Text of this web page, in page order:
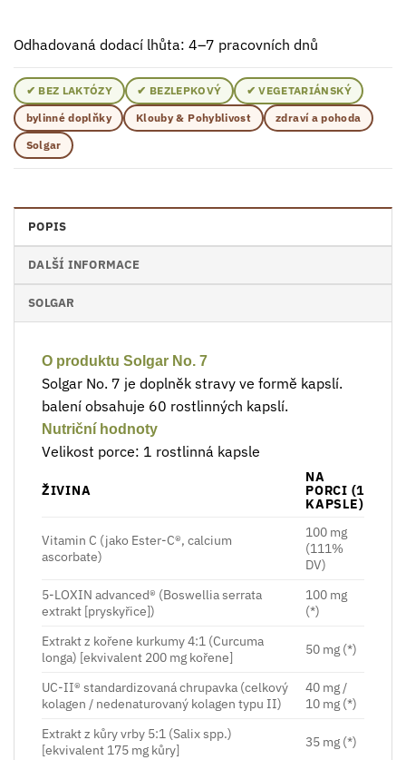
Odhadovaná dodací lhůta: 4–7 pracovních dnů
✔ BEZ LAKTÓZY ✔ BEZLEPKOVÝ
✔ VEGETARIÁNSKÝ
bylinné doplňky
Klouby & Pohyblivost
zdraví a pohoda
Solgar
POPIS
DALŠÍ INFORMACE
SOLGAR
O produktu Solgar No. 7
Solgar No. 7 je doplněk stravy ve formě kapslí.
balení obsahuje 60 rostlinných kapslí.
Nutriční hodnoty
Velikost porce: 1 rostlinná kapsle
ŽIVINA
NA
PORCI (1
KAPSLE)
Vitamin C (jako Ester-C®, calcium
ascorbate)
100 mg
(111%
DV)
5-LOXIN advanced® (Boswellia serrata
extrakt [pryskyřice])
100 mg
(*)
Extrakt z kořene kurkumy 4:1 (Curcuma
longa) [ekvivalent 200 mg kořene]
50 mg (*)
UC-II® standardizovaná chrupavka (celkový
kolagen / nedenaturovaný kolagen typu II)
40 mg /
10 mg (*)
Extrakt z kůry vrby 5:1 (Salix spp.)
[ekvivalent 175 mg kůry]
35 mg (*)